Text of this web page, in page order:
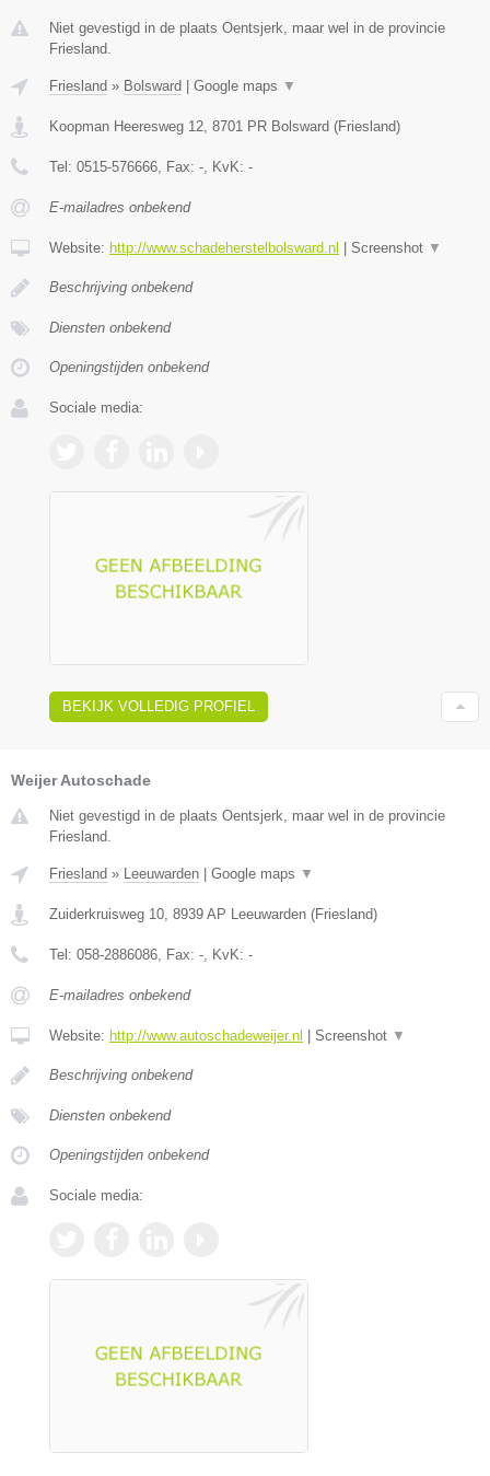
Niet gevestigd in de plaats Oentsjerk, maar wel in de provincie
Friesland.
Friesland » Bolsward Google maps ▼
Koopman Heeresweg 12, 8701 PR Bolsward (Friesland)
Tel: 0515-576666, Fax: -, KvK: -
E-mailadres onbekend
Website: http://www.schadeherstelbolsward.nl Screenshot ▼
Beschrijving onbekend
Diensten onbekend
Openingstijden onbekend
Sociale media:
BEKIJK VOLLEDIG PROFIEL
Weijer Autoschade
Niet gevestigd in de plaats Oentsjerk, maar wel in de provincie
Friesland.
Friesland » Leeuwarden Google maps ▼
Zuiderkruisweg 10, 8939 AP Leeuwarden (Friesland)
Tel: 058-2886086, Fax: -, KvK: -
E-mailadres onbekend
Website: http://www.autoschadeweijer.nl Screenshot ▼
Beschrijving onbekend
Diensten onbekend
Openingstijden onbekend
Sociale media: